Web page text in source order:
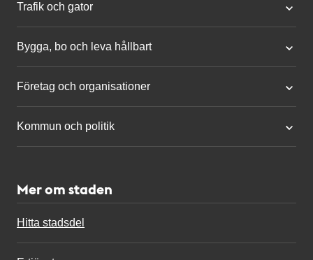
Trafik och gator
Bygga, bo och leva hållbart
Företag och organisationer
Kommun och politik
Mer om staden
Hitta stadsdel